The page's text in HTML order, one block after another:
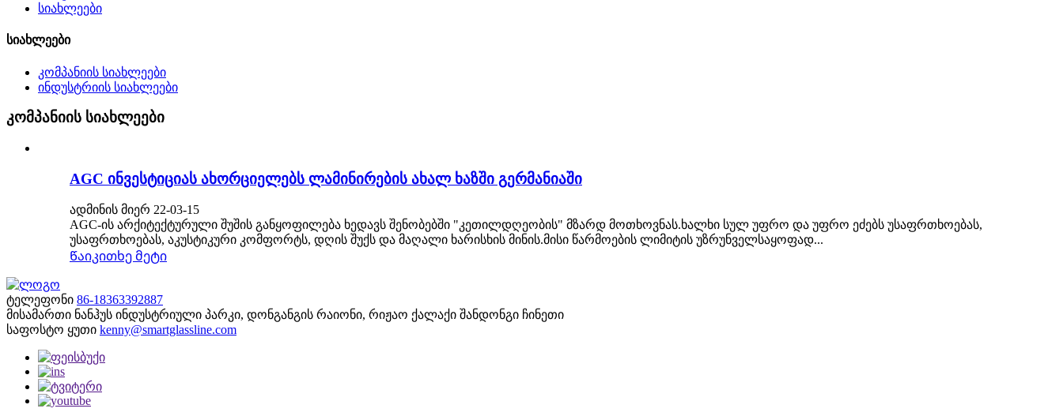
სიახლეები
სიახლეები
კომპანიის სიახლეები
ინდუსტრიის სიახლეები
კომპანიის სიახლეები
AGC ინვესტიციას ახორციელებს ლამინირების ახალ ხაზში გერმანიაში
ადმინის მიერ 22-03-15
AGC-ის არქიტექტურული შუშის განყოფილება ხედავს შენობებში "კეთილდღეობის" მზარდ მოთხოვნას.ხალხი სულ უფრო და უფრო ეძებს უსაფრთხოებას,
უსაფრთხოებას, აკუსტიკური კომფორტს, დღის შუქს და მაღალი ხარისხის მინის.მისი წარმოების ლიმიტის უზრუნველსაყოფად...
Წაიკითხე მეტი
ტელეფონი 86-18363392887
მისამართი ნანჰუს ინდუსტრიული პარკი, დონგანგის რაიონი, რიჟაო ქალაქი შანდონგი ჩინეთი
საფოსტო ყუთი kenny@smartglassline.com